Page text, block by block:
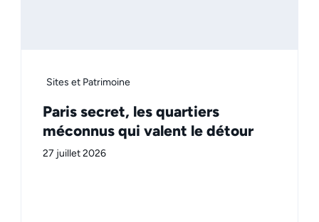
Sites et Patrimoine
Paris secret, les quartiers
méconnus qui valent le détour
27 juillet 2026